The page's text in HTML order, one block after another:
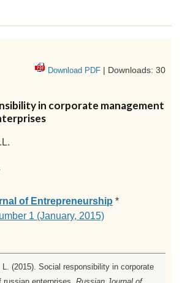
Download PDF | Downloads: 30
in corporate management
of Entrepreneurship *
1 (January, 2015)
(2015). Social responsibility in corporate